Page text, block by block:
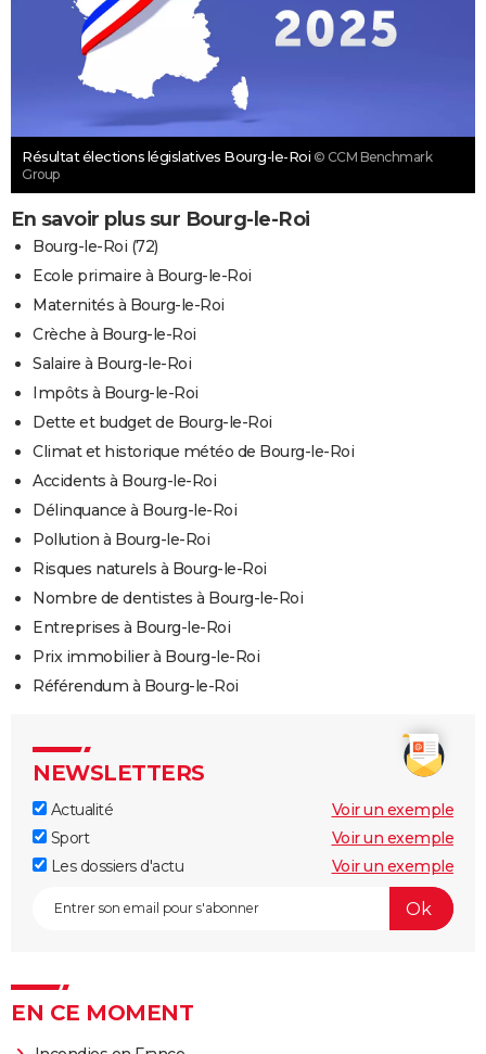
Résultat élections législatives Bourg-le-Roi © CCM Benchmark
Group
En savoir plus sur Bourg-le-Roi
Bourg-le-Roi (72)
Ecole primaire à Bourg-le-Roi
Maternités à Bourg-le-Roi
Crèche à Bourg-le-Roi
Salaire à Bourg-le-Roi
Impôts à Bourg-le-Roi
Dette et budget de Bourg-le-Roi
Climat et historique météo de Bourg-le-Roi
Accidents à Bourg-le-Roi
Délinquance à Bourg-le-Roi
Pollution à Bourg-le-Roi
Risques naturels à Bourg-le-Roi
Nombre de dentistes à Bourg-le-Roi
Entreprises à Bourg-le-Roi
Prix immobilier à Bourg-le-Roi
Référendum à Bourg-le-Roi
NEWSLETTERS
Actualité
Voir un exemple
Sport
Voir un exemple
Les dossiers d'actu
Voir un exemple
EN CE MOMENT